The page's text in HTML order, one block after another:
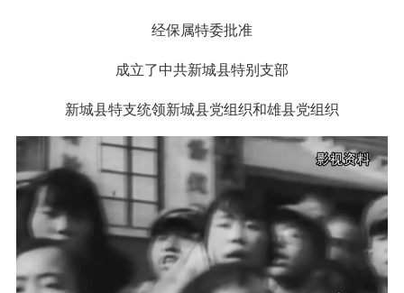
经保属特委批准
成立了中共新城县特别支部
新城县特支统领新城县党组织和雄县党组织